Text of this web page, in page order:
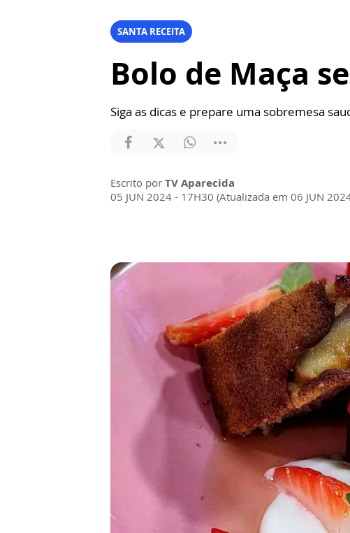
SANTA RECEITA
Bolo de Maça
Siga as dicas e prepare uma sobremesa
Escrito por TV Aparecida
05 JUN 2024 - 17H30 (Atualizada em 06 JUN